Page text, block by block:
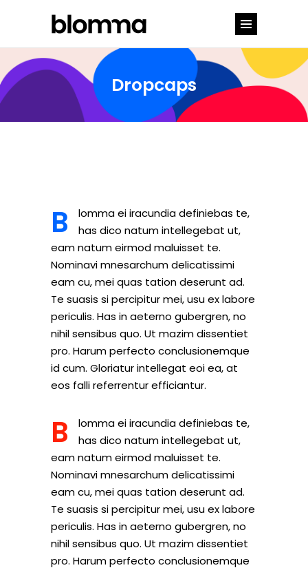
Dropcaps
B
lomma ei iracundia definiebas te,
has dico natum intellegebat ut,
eam natum eirmod maluisset te.
Nominavi mnesarchum delicatissimi
eam cu, mei quas tation deserunt ad.
Te suasis si percipitur mei, usu ex labore
periculis. Has in aeterno gubergren, no
nihil sensibus quo. Ut mazim dissentiet
pro. Harum perfecto conclusionemque
id cum. Gloriatur intellegat eoi ea, at
eos falli referrentur efficiantur.
B
lomma ei iracundia definiebas te,
has dico natum intellegebat ut,
eam natum eirmod maluisset te.
Nominavi mnesarchum delicatissimi
eam cu, mei quas tation deserunt ad.
Te suasis si percipitur mei, usu ex labore
periculis. Has in aeterno gubergren, no
nihil sensibus quo. Ut mazim dissentiet
pro. Harum perfecto conclusionemque